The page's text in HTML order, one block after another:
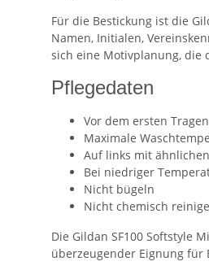
Für die Bestickung ist die
Namen, Initialen,
sich eine Motivplanung, die
Pflegedaten
Vor dem ersten
Maximale
Auf links mit
Bei niedriger
Nicht bügeln
Nicht chemisch
Die Gildan SF100 Softstyle
überzeugender Eignung für